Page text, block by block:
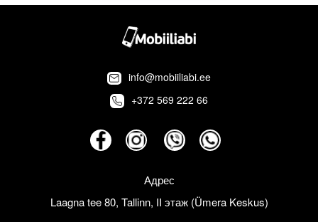
info@mobiiliabi.ee
+372 569 222 66
Адрес
Laagna tee 80, Tallinn, II этаж (Ümera Keskus)